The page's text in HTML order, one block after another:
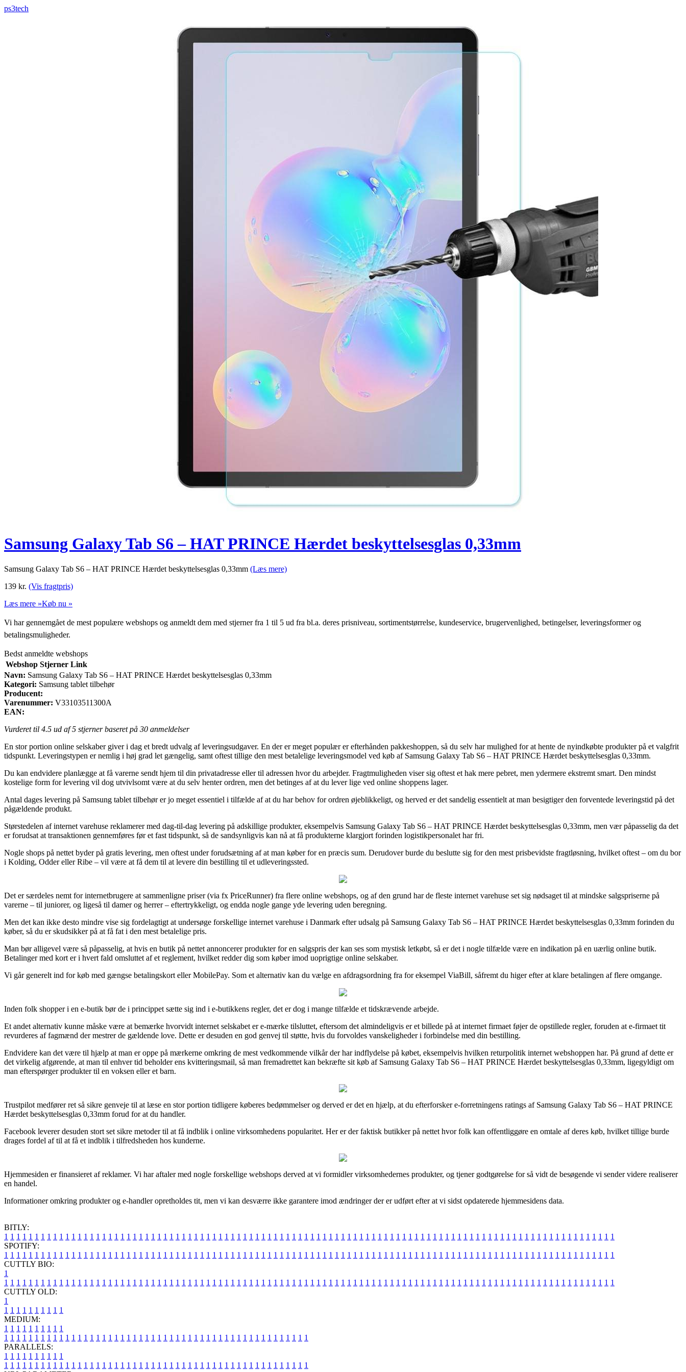
ps3tech
Samsung Galaxy Tab S6 – HAT PRINCE Hærdet beskyttelsesglas 0,33mm
Samsung Galaxy Tab S6 – HAT PRINCE Hærdet beskyttelsesglas 0,33mm (Læs mere)
139 kr. (Vis fragtpris)
Læs mere »Køb nu »
Vi har gennemgået de mest populære webshops og anmeldt dem med stjerner fra 1 til 5 ud fra bl.a. deres prisniveau, sortimentstørrelse, kundeservice, brugervenlighed, betingelser, leveringsformer og
betalingsmuligheder.
Bedst anmeldte webshops
Webshop Stjerner Link
Navn: Samsung Galaxy Tab S6 – HAT PRINCE Hærdet beskyttelsesglas 0,33mm
Kategori: Samsung tablet tilbehør
Producent:
Varenummer: V33103511300A
EAN:
Vurderet til 4.5 ud af 5 stjerner baseret på 30 anmeldelser
En stor portion online selskaber giver i dag et bredt udvalg af leveringsudgaver. En der er meget populær er efterhånden pakkeshoppen, så du selv har mulighed for at hente de nyindkøbte produkter på et valgfrit
tidspunkt. Leveringstypen er nemlig i høj grad let gængelig, samt oftest tillige den mest betalelige leveringsmodel ved køb af Samsung Galaxy Tab S6 – HAT PRINCE Hærdet beskyttelsesglas 0,33mm.
Du kan endvidere planlægge at få varerne sendt hjem til din privatadresse eller til adressen hvor du arbejder. Fragtmuligheden viser sig oftest et hak mere pebret, men ydermere ekstremt smart. Den mindst
kostelige form for levering vil dog utvivlsomt være at du selv henter ordren, men det betinges af at du lever lige ved online shoppens lager.
Antal dages levering på Samsung tablet tilbehør er jo meget essentiel i tilfælde af at du har behov for ordren øjeblikkeligt, og herved er det sandelig essentielt at man besigtiger den forventede leveringstid på det
pågældende produkt.
Størstedelen af internet varehuse reklamerer med dag-til-dag levering på adskillige produkter, eksempelvis Samsung Galaxy Tab S6 – HAT PRINCE Hærdet beskyttelsesglas 0,33mm, men vær påpasselig da det
er forudsat at transaktionen gennemføres før et fast tidspunkt, så de sandsynligvis kan nå at få produkterne klargjort forinden logistikpersonalet har fri.
Nogle shops på nettet byder på gratis levering, men oftest under forudsætning af at man køber for en præcis sum. Derudover burde du beslutte sig for den mest prisbevidste fragtløsning, hvilket oftest – om du bor
i Kolding, Odder eller Ribe – vil være at få dem til at levere din bestilling til et udleveringssted.
Det er særdeles nemt for internetbrugere at sammenligne priser (via fx PriceRunner) fra flere online webshops, og af den grund har de fleste internet varehuse set sig nødsaget til at mindske salgspriserne på
varerne – til juniorer, og ligeså til damer og herrer – eftertrykkeligt, og endda nogle gange yde levering uden beregning.
Men det kan ikke desto mindre vise sig fordelagtigt at undersøge forskellige internet varehuse i Danmark efter udsalg på Samsung Galaxy Tab S6 – HAT PRINCE Hærdet beskyttelsesglas 0,33mm forinden du
køber, så du er skudsikker på at få fat i den mest betalelige pris.
Man bør alligevel være så påpasselig, at hvis en butik på nettet annoncerer produkter for en salgspris der kan ses som mystisk letkøbt, så er det i nogle tilfælde være en indikation på en uærlig online butik.
Betalinger med kort er i hvert fald omsluttet af et reglement, hvilket redder dig som køber imod uoprigtige online selskaber.
Vi går generelt ind for køb med gængse betalingskort eller MobilePay. Som et alternativ kan du vælge en afdragsordning fra for eksempel ViaBill, såfremt du higer efter at klare betalingen af flere omgange.
Inden folk shopper i en e-butik bør de i princippet sætte sig ind i e-butikkens regler, det er dog i mange tilfælde et tidskrævende arbejde.
Et andet alternativ kunne måske være at bemærke hvorvidt internet selskabet er e-mærke tilsluttet, eftersom det almindeligvis er et billede på at internet firmaet føjer de opstillede regler, foruden at e-firmaet tit
revurderes af fagmænd der mestrer de gældende love. Dette er desuden en god genvej til støtte, hvis du forvoldes vanskeligheder i forbindelse med din bestilling.
Endvidere kan det være til hjælp at man er oppe på mærkerne omkring de mest vedkommende vilkår der har indflydelse på købet, eksempelvis hvilken returpolitik internet webshoppen har. På grund af dette er
det virkelig afgørende, at man til enhver tid beholder ens kvitteringsmail, så man fremadrettet kan bekræfte sit køb af Samsung Galaxy Tab S6 – HAT PRINCE Hærdet beskyttelsesglas 0,33mm, ligegyldigt om
man efterspørger produkter til en voksen eller et barn.
Trustpilot medfører ret så sikre genveje til at læse en stor portion tidligere køberes bedømmelser og derved er det en hjælp, at du efterforsker e-forretningens ratings af Samsung Galaxy Tab S6 – HAT PRINCE
Hærdet beskyttelsesglas 0,33mm forud for at du handler.
Facebook leverer desuden stort set sikre metoder til at få indblik i online virksomhedens popularitet. Her er der faktisk butikker på nettet hvor folk kan offentliggøre en omtale af deres køb, hvilket tillige burde
drages fordel af til at få et indblik i tilfredsheden hos kunderne.
Hjemmesiden er finansieret af reklamer. Vi har aftaler med nogle forskellige webshops derved at vi formidler virksomhedernes produkter, og tjener godtgørelse for så vidt de besøgende vi sender videre realiserer
en handel.
Informationer omkring produkter og e-handler opretholdes tit, men vi kan desværre ikke garantere imod ændringer der er udført efter at vi sidst opdaterede hjemmesidens data.
BITLY:
1 1 1 1 1 1 1 1 1 1 1 1 1 1 1 1 1 1 1 1 1 1 1 1 1 1 1 1 1 1 1 1 1 1 1 1 1 1 1 1 1 1 1 1 1 1 1 1 1 1 1 1 1 1 1 1 1 1 1 1 1 1 1 1 1 1 1 1 1 1 1 1 1 1 1 1 1 1 1 1 1 1 1 1 1 1 1 1 1 1 1 1 1 1 1 1 1 1 1 1
SPOTIFY:
1 1 1 1 1 1 1 1 1 1 1 1 1 1 1 1 1 1 1 1 1 1 1 1 1 1 1 1 1 1 1 1 1 1 1 1 1 1 1 1 1 1 1 1 1 1 1 1 1 1 1 1 1 1 1 1 1 1 1 1 1 1 1 1 1 1 1 1 1 1 1 1 1 1 1 1 1 1 1 1 1 1 1 1 1 1 1 1 1 1 1 1 1 1 1 1 1 1 1 1
CUTTLY BIO:
1
1 1 1 1 1 1 1 1 1 1 1 1 1 1 1 1 1 1 1 1 1 1 1 1 1 1 1 1 1 1 1 1 1 1 1 1 1 1 1 1 1 1 1 1 1 1 1 1 1 1 1 1 1 1 1 1 1 1 1 1 1 1 1 1 1 1 1 1 1 1 1 1 1 1 1 1 1 1 1 1 1 1 1 1 1 1 1 1 1 1 1 1 1 1 1 1 1 1 1 1
CUTTLY OLD:
1
1 1 1 1 1 1 1 1 1 1
MEDIUM:
1 1 1 1 1 1 1 1 1 1
1 1 1 1 1 1 1 1 1 1 1 1 1 1 1 1 1 1 1 1 1 1 1 1 1 1 1 1 1 1 1 1 1 1 1 1 1 1 1 1 1 1 1 1 1 1 1 1 1 1
PARALLELS:
1 1 1 1 1 1 1 1 1 1
1 1 1 1 1 1 1 1 1 1 1 1 1 1 1 1 1 1 1 1 1 1 1 1 1 1 1 1 1 1 1 1 1 1 1 1 1 1 1 1 1 1 1 1 1 1 1 1 1 1